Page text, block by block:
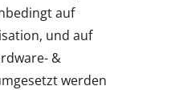
auf
und auf
&
werden